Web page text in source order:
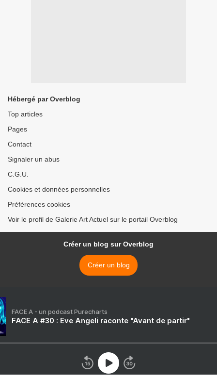
Hébergé par Overblog
Top articles
Pages
Contact
Signaler un abus
C.G.U.
Cookies et données personnelles
Préférences cookies
Voir le profil de Galerie Art Actuel sur le portail Overblog
Créer un blog sur Overblog
Créer un blog
FACE A - un podcast Purecharts
FACE A #30 : Eve Angeli raconte "Avant de partir"